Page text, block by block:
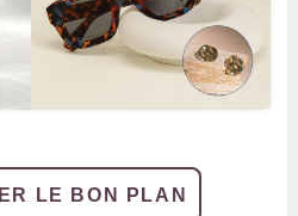
LE BON PLAN